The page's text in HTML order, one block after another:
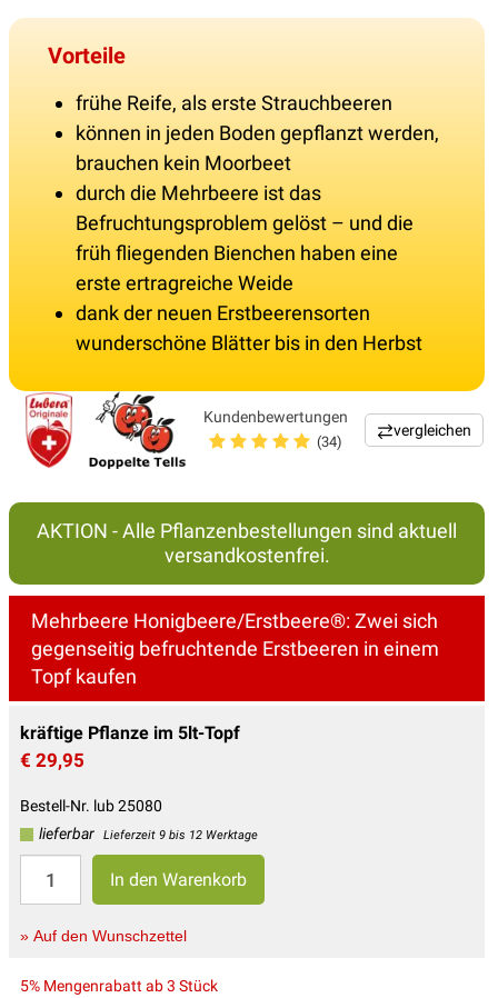
Vorteile
frühe Reife, als erste Strauchbeeren
können in jeden Boden gepflanzt werden,
brauchen kein Moorbeet
durch die Mehrbeere ist das
Befruchtungsproblem gelöst – und die
früh fliegenden Bienchen haben eine
erste ertragreiche Weide
dank der neuen Erstbeerensorten
wunderschöne Blätter bis in den Herbst
Kundenbewertungen
(34)
vergleichen
AKTION - Alle Pflanzenbestellungen sind aktuell
versandkostenfrei.
Mehrbeere Honigbeere/Erstbeere®: Zwei sich
gegenseitig befruchtende Erstbeeren in einem
Topf kaufen
kräftige Pflanze im 5lt-Topf
€ 29,95
Bestell-Nr. lub 25080
lieferbar
Lieferzeit 9 bis 12 Werktage
» Auf den Wunschzettel
5% Mengenrabatt ab 3 Stück